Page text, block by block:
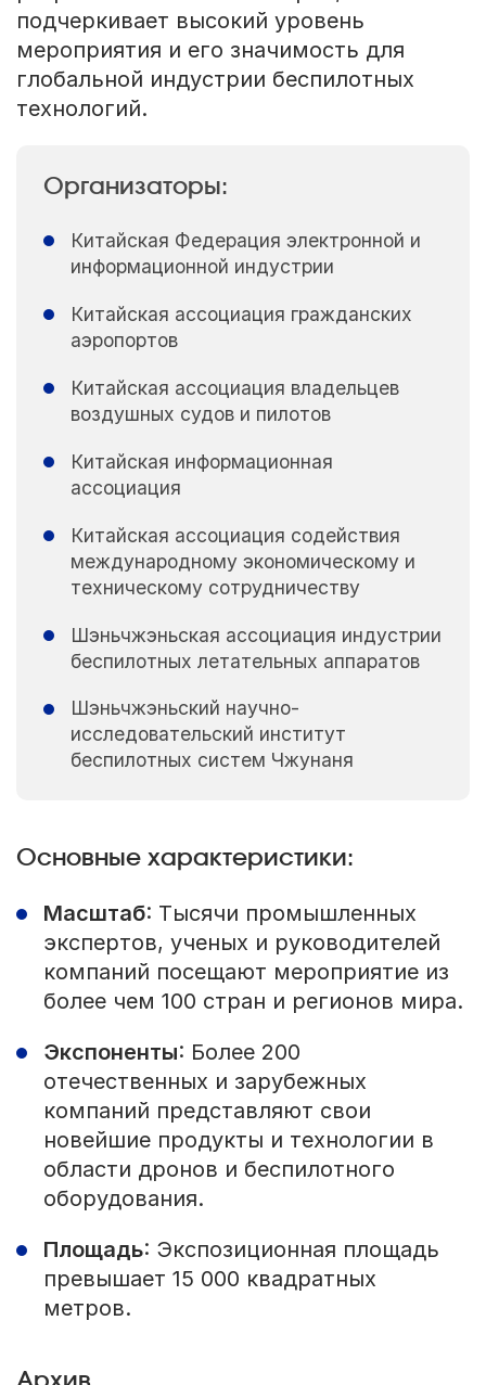
подчеркивает высокий уровень
мероприятия и его значимость для
глобальной индустрии беспилотных
технологий.
Организаторы:
Китайская Федерация электронной и
информационной индустрии
Китайская ассоциация гражданских
аэропортов
Китайская ассоциация владельцев
воздушных судов и пилотов
Китайская информационная
ассоциация
Китайская ассоциация содействия
международному экономическому и
техническому сотрудничеству
Шэньчжэньская ассоциация индустрии
беспилотных летательных аппаратов
Шэньчжэньский научно-
исследовательский институт
беспилотных систем Чжунаня
Основные характеристики:
Масштаб: Тысячи промышленных
экспертов, ученых и руководителей
компаний посещают мероприятие из
более чем 100 стран и регионов мира.
Экспоненты: Более 200
отечественных и зарубежных
компаний представляют свои
новейшие продукты и технологии в
области дронов и беспилотного
оборудования.
Площадь: Экспозиционная площадь
превышает 15 000 квадратных
метров.